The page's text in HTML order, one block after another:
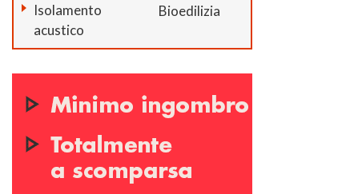
Isolamento
acustico
Bioedilizia